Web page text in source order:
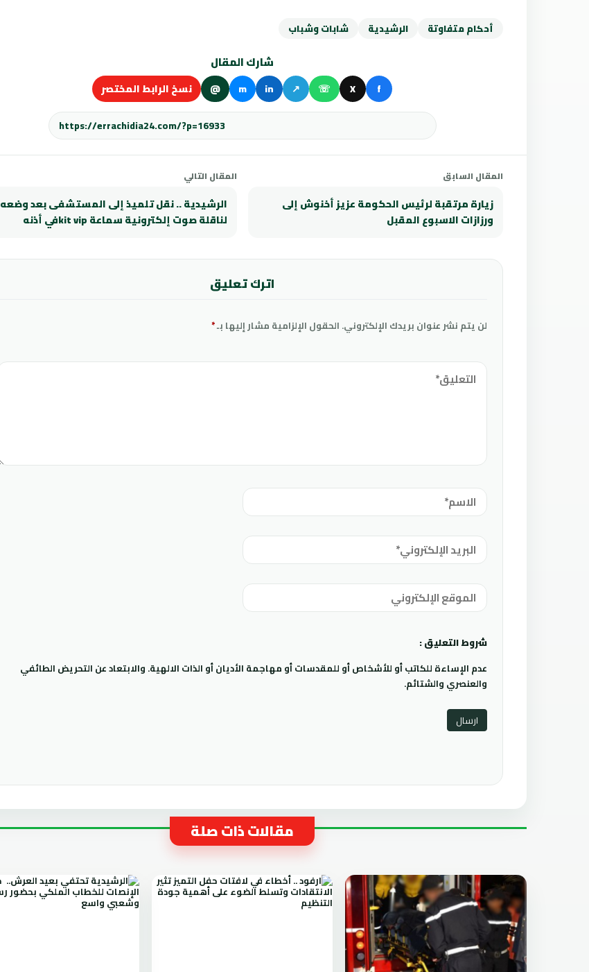
أحكام متفاوتة الرشيدية شابات وشباب
شارك المقال
f
X
☏
↗
in
m
@ نسخ الرابط المختصر
المقال السابق
زيارة مرتقبة لرئيس الحكومة عزيز أخنوش إلى
ورزازات الاسبوع المقبل
المقال التالي
الرشيدية .. نقل تلميذ إلى المستشفى بعد وضعه
لناقلة صوت إلكترونية سماعة kit vipفي أذنه
اترك تعليق
لن يتم نشر عنوان بريدك الإلكتروني. الحقول الإلزامية مشار إليها بـ*
شروط التعليق :
عدم الإساءة للكاتب أو للأشخاص أو للمقدسات أو مهاجمة الأديان أو الذات الالهية. والابتعاد عن التحريض الطائفي
والعنصري والشتائم.
مقالات ذات صلة